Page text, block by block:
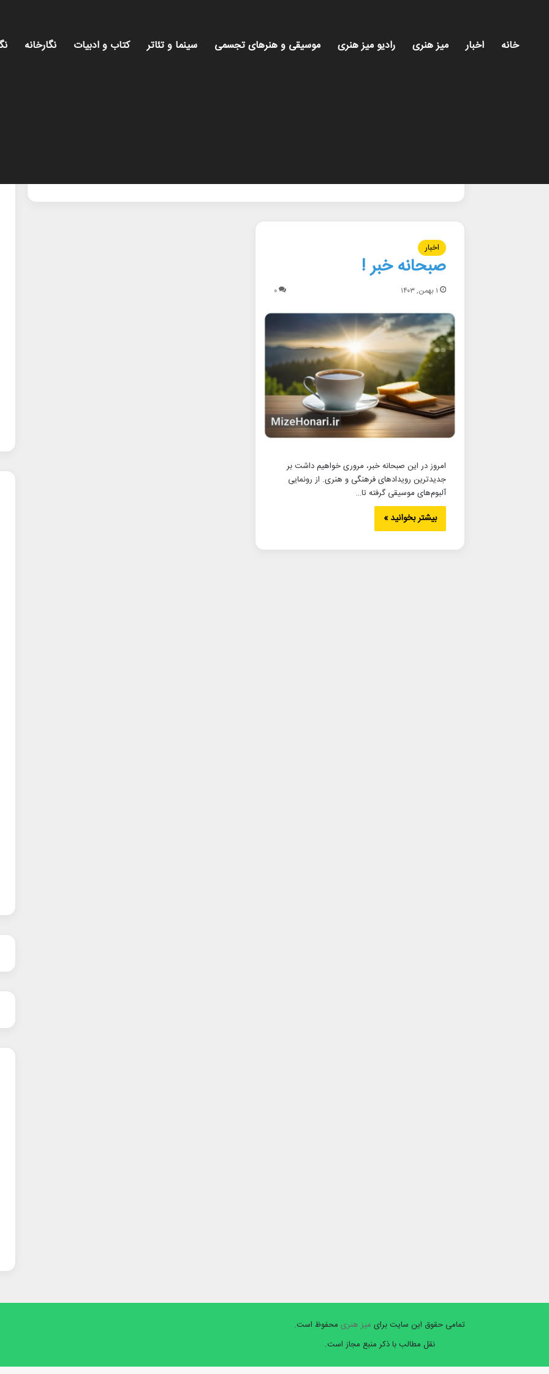
خانه اخبار میز هنری رادیو میز هنری موسیقی و هنرهای تجسمی سینما و تئاتر کتاب و ادبیات نگارخانه
اخبار
صبحانه خبر !
۱ بهمن, ۱۴۰۳ ۰
امروز در این صبحانه خبر، مروری خواهیم داشت بر
جدیدترین رویدادهای فرهنگی و هنری. از رونمایی
آلبوم‌های موسیقی گرفته تا…
بیشتر بخوانید »
تمامی حقوق این سایت برای میز هنری محفوظ است.
نقل مطالب با ذکر منبع مجاز است.